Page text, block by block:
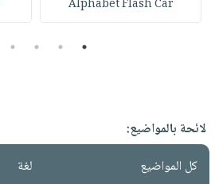
Alphabet Flash Car
1
2
3
4
لائحة بالمواضيع:
كل المواضيع
لغة